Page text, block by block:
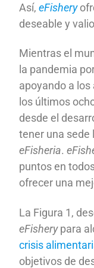
Así,eFishery
deseable y
Mientras el
la pandemia
apoyando a
los últimos
desde el
tener una sede
eFisheria.
puntos en
ofrecer una
La Figura 1,
eFisherypara
crisis
objetivos de